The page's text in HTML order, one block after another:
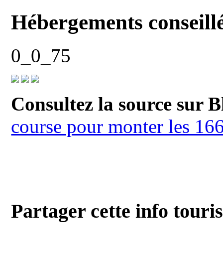
Hébergements
0_0_75
Consultez la source sur
course pour monter les
Partager cette info